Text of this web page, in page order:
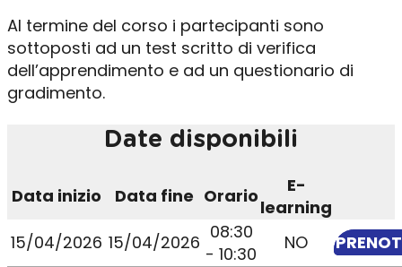
Al termine del corso i partecipanti sono
sottoposti ad un test scritto di verifica
dell’apprendimento e ad un questionario di
gradimento.
Date disponibili
Data inizio Data fine Orario
E-
learning
15/04/2026 15/04/2026 08:30
- 10:30
NO